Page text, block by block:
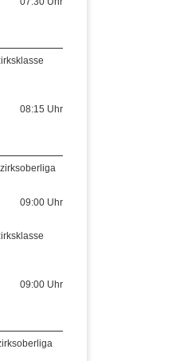
08:15 Uhr
09:00 Uhr
09:00 Uhr